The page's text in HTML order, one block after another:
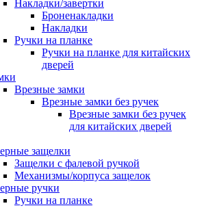
Накладки/завертки
Броненакладки
Накладки
Ручки на планке
Ручки на планке для китайских
дверей
Врезные замки
Врезные замки без ручек
Врезные замки без ручек
для китайских дверей
защелки
Защелки с фалевой ручкой
Механизмы/корпуса защелок
ручки
Ручки на планке